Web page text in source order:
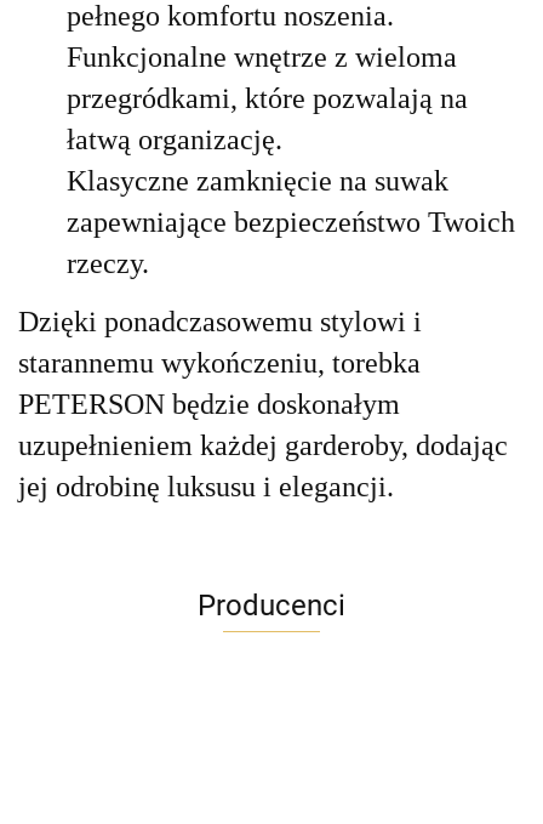
pełnego komfortu noszenia.
Funkcjonalne wnętrze z wieloma
przegródkami, które pozwalają na
łatwą organizację.
Klasyczne zamknięcie na suwak
zapewniające bezpieczeństwo Twoich
rzeczy.
Dzięki ponadczasowemu stylowi i
starannemu wykończeniu, torebka
PETERSON będzie doskonałym
uzupełnieniem każdej garderoby, dodając
jej odrobinę luksusu i elegancji.
Producenci